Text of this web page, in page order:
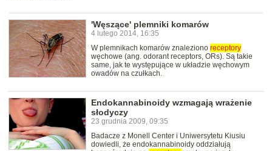
'Węszące' plemniki komarów
4 lutego 2014, 16:35
W plemnikach komarów znaleziono receptory
węchowe (ang. odorant receptors, ORs). Są takie
same, jak te występujące w układzie węchowym
owadów na czułkach.
Endokannabinoidy wzmagają wrażenie
słodyczy
23 grudnia 2009, 09:35
Badacze z Monell Center i Uniwersytetu Kiusiu
dowiedli, że endokannabinoidy oddziałują